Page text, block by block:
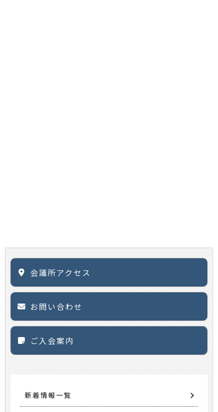
会議所アクセス
お問い合わせ
ご入会案内
新着情報一覧